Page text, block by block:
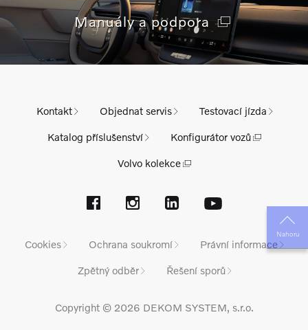
Manuály a podpora
Nahoru
Kontakt Objednat servis Testovací jízda
Katalog příslušenství Konfigurátor vozů
Volvo kolekce
Cookies Ochrana soukromí Právní informace
Zpětný odběr Řešení sporů
Copyright © 2026 DEKOM SYSTEM, s.r.o.